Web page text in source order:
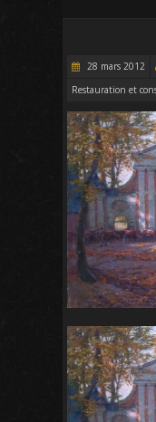
28 mars 2012
Restauration et